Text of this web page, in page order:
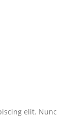
elit. Nunc